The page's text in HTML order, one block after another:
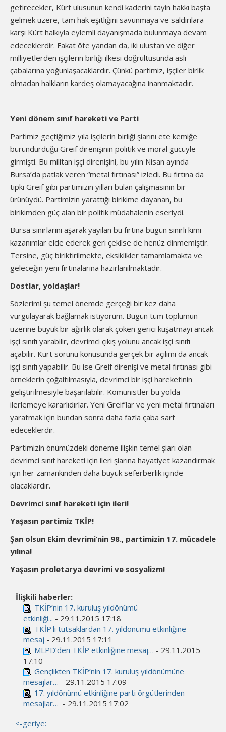
getirecekler, Kürt ulusunun kendi kaderini tayin hakkı başta
gelmek üzere, tam hak eşitliğini savunmaya ve saldırılara
karşı Kürt halkıyla eylemli dayanışmada bulunmaya devam
edeceklerdir. Fakat öte yandan da, iki ulustan ve diğer
milliyetlerden işçilerin birliği ilkesi doğrultusunda asli
çabalarına yoğunlaşacaklardır. Çünkü partimiz, işçiler birlik
olmadan halkların kardeş olamayacağına inanmaktadır.
Yeni dönem sınıf hareketi ve Parti
Partimiz geçtiğimiz yıla işçilerin birliği şiarını ete kemiğe
büründürdüğü Greif direnişinin politik ve moral gücüyle
girmişti. Bu militan işçi direnişini, bu yılın Nisan ayında
Bursa’da patlak veren “metal fırtınası” izledi. Bu fırtına da
tıpkı Greif gibi partimizin yılları bulan çalışmasının bir
ürünüydü. Partimizin yarattığı birikime dayanan, bu
birikimden güç alan bir politik müdahalenin eseriydi.
Bursa sınırlarını aşarak yayılan bu fırtına bugün sınırlı kimi
kazanımlar elde ederek geri çekilse de henüz dinmemiştir.
Tersine, güç biriktirilmekte, eksiklikler tamamlamakta ve
geleceğin yeni fırtınalarına hazırlanılmaktadır.
Dostlar, yoldaşlar!
Sözlerimi şu temel önemde gerçeği bir kez daha
vurgulayarak bağlamak istiyorum. Bugün tüm toplumun
üzerine büyük bir ağırlık olarak çöken gerici kuşatmayı ancak
işçi sınıfı yarabilir, devrimci çıkış yolunu ancak işçi sınıfı
açabilir. Kürt sorunu konusunda gerçek bir açılımı da ancak
işçi sınıfı yapabilir. Bu ise Greif direnişi ve metal fırtınası gibi
örneklerin çoğaltılmasıyla, devrimci bir işçi hareketinin
geliştirilmesiyle başarılabilir. Komünistler bu yolda
ilerlemeye kararlıdırlar. Yeni Greif’lar ve yeni metal fırtınaları
yaratmak için bundan sonra daha fazla çaba sarf
edeceklerdir.
Partimizin önümüzdeki döneme ilişkin temel şiarı olan
devrimci sınıf hareketi için ileri şiarına hayatiyet kazandırmak
için her zamankinden daha büyük seferberlik içinde
olacaklardır.
Devrimci sınıf hareketi için ileri!
Yaşasın partimiz TKİP!
Şan olsun Ekim devrimi’nin 98., partimizin 17. mücadele
yılına!
Yaşasın proletarya devrimi ve sosyalizm!
İlişkili haberler:
TKİP’nin 17. kuruluş yıldönümü
etkinliği... - 29.11.2015 17:18
TKİP'li tutsaklardan 17. yıldönümü etkinliğine
mesaj - 29.11.2015 17:11
MLPD’den TKİP etkinliğine mesaj… - 29.11.2015
17:10
Gençlikten TKİP’nin 17. kuruluş yıldönümüne
mesajlar… - 29.11.2015 17:09
17. yıldönümü etkinliğine parti örgütlerinden
mesajlar… - 29.11.2015 17:02
<-geriye: